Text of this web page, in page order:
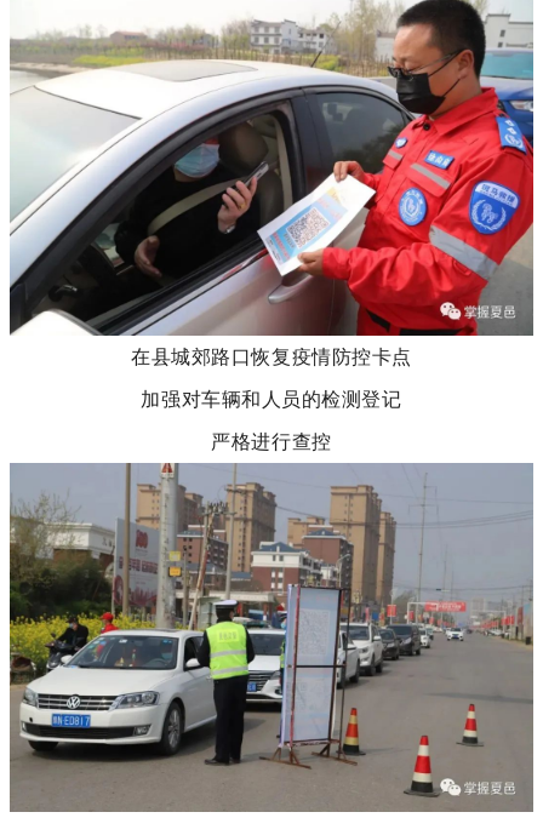
在县城郊路口恢复疫情防控卡点
加强对车辆和人员的检测登记
严格进行查控